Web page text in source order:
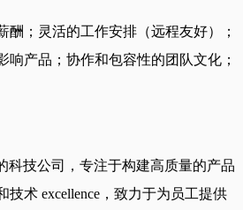
酬；灵活的工作安排（远程友好）；
响产品；协作和包容性的团队文化；
科技公司，专注于构建高质量的产品
技术 excellence，致力于为员工提供